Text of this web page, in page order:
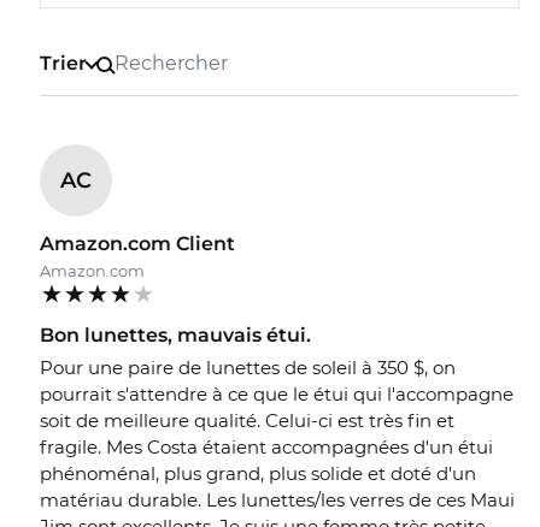
Trier
AC
Amazon.com Client
Amazon.com
Bon lunettes, mauvais étui.
Pour une paire de lunettes de soleil à 350 $, on
pourrait s'attendre à ce que le étui qui l'accompagne
soit de meilleure qualité. Celui-ci est très fin et
fragile. Mes Costa étaient accompagnées d'un étui
phénoménal, plus grand, plus solide et doté d'un
matériau durable. Les lunettes/les verres de ces Maui